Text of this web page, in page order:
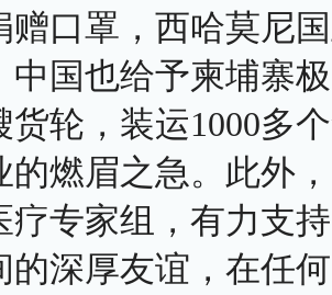
赠口罩，西哈莫尼
中国也给予柬埔寨
货轮，装运1000多
的燃眉之急。此外
疗专家组，有力支
的深厚友谊，在任